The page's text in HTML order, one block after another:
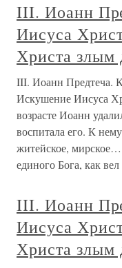
III. Иоанн
Иисуса
Христа злым
III. Иоанн Предтеча.
Искушение Иисуса
возрасте Иоанн
воспитала его. К
житейское,
единого Бога, как
III. Иоанн
Иисуса
Христа злым